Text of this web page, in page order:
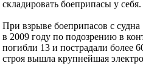
складировать боеприпасы у себя.
При взрыве боеприпасов с
в 2009 году по подозрению в
погибли 13 и пострадали более
строя вышла крупнейшая